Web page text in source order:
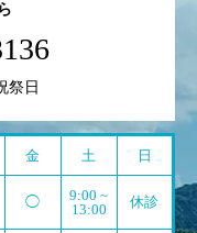
祭日
金 土
日
◯
9:00 ~
13:00
休診